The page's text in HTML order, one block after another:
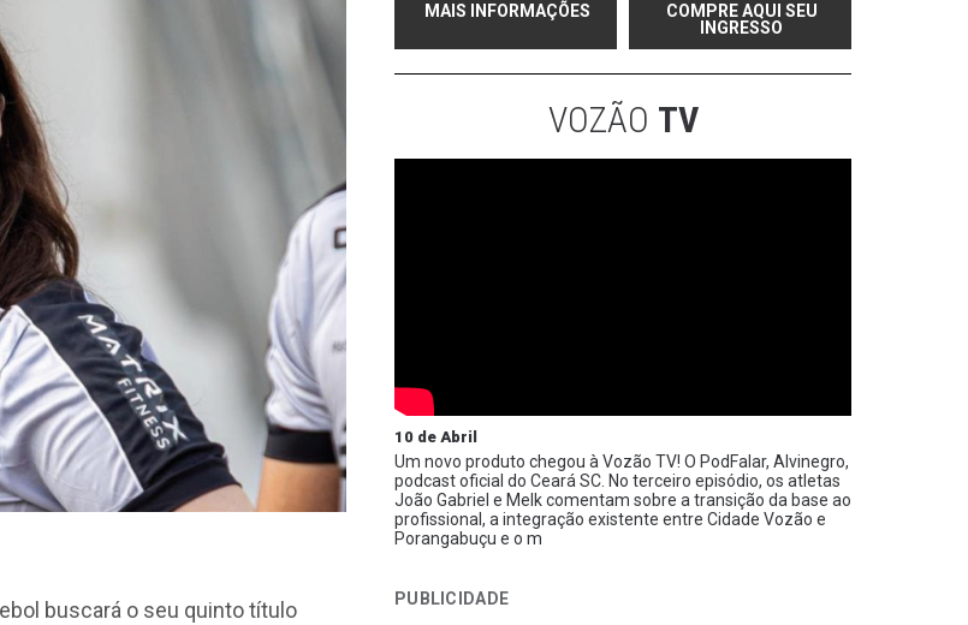
buscará o seu quinto título
MAIS INFORMAÇÕES
COMPRE AQUI SEU
INGRESSO
VOZÃO TV
10 de Abril
Um novo produto chegou à Vozão TV! O PodFalar, Alvinegro,
podcast oficial do Ceará SC. No terceiro episódio, os atletas
João Gabriel e Melk comentam sobre a transição da base ao
profissional, a integração existente entre Cidade Vozão e
Porangabuçu e o m
PUBLICIDADE